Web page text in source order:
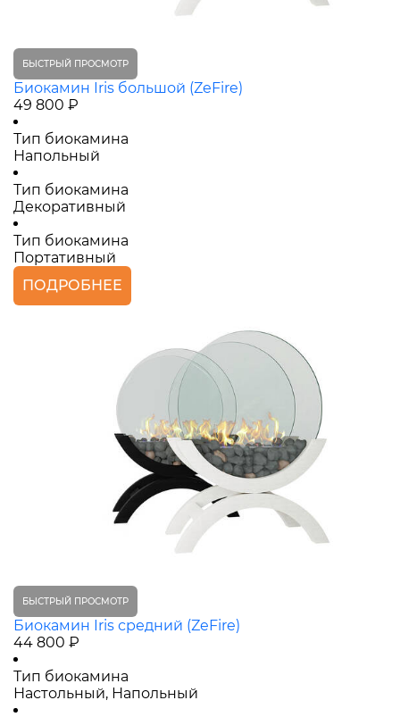
БЫСТРЫЙ ПРОСМОТР
Биокамин Iris большой (ZeFire)
49 800 ₽
Тип биокамина
Напольный
Тип биокамина
Декоративный
Тип биокамина
Портативный
ПОДРОБНЕЕ
БЫСТРЫЙ ПРОСМОТР
Биокамин Iris средний (ZeFire)
44 800 ₽
Тип биокамина
Настольный, Напольный